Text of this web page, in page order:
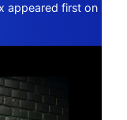
appeared first on